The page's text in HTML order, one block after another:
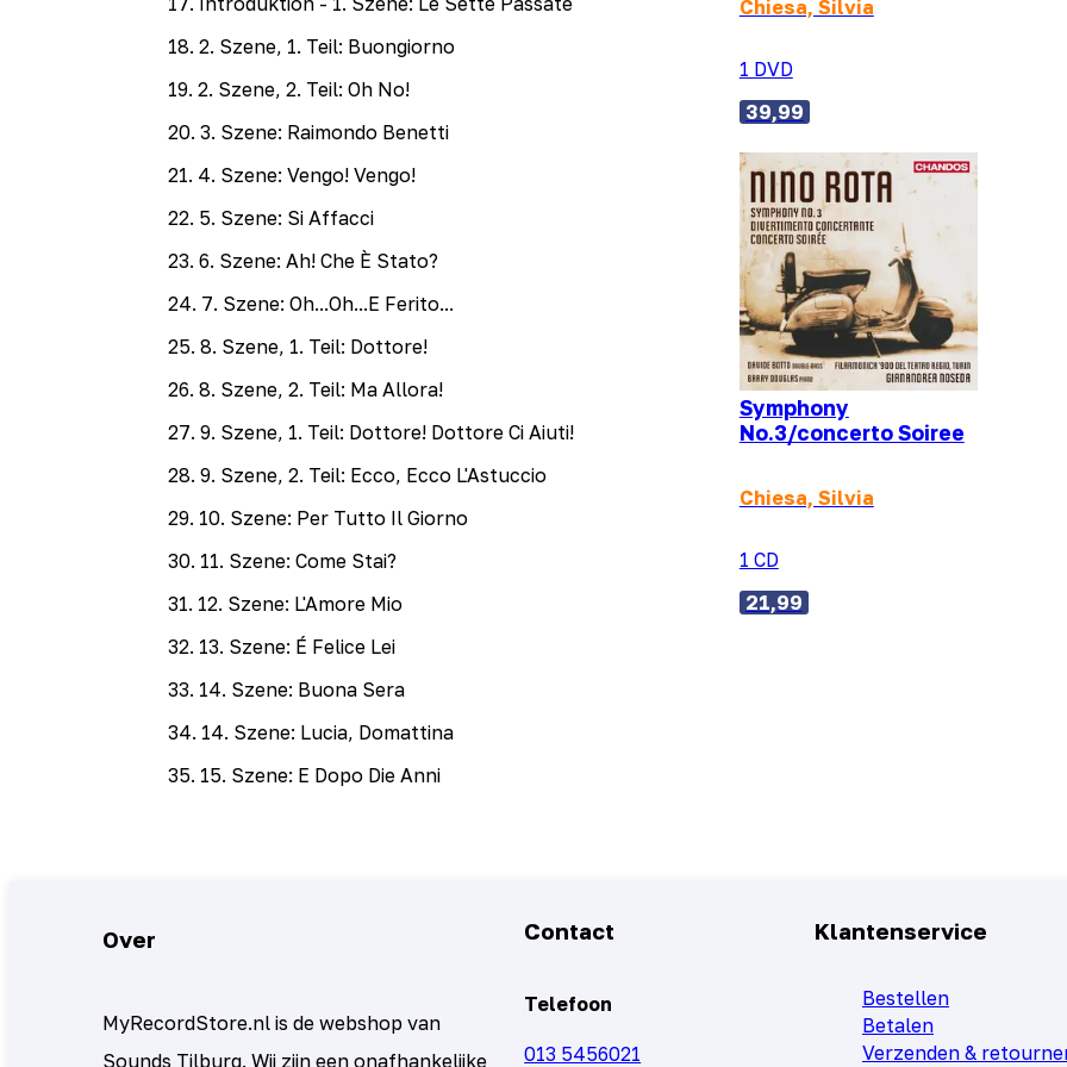
18. 2. Szene, 1. Teil: Buongiorno
19. 2. Szene, 2. Teil: Oh No!
20. 3. Szene: Raimondo Benetti
21. 4. Szene: Vengo! Vengo!
22. 5. Szene: Si Affacci
23. 6. Szene: Ah! Che È Stato?
24. 7. Szene: Oh...Oh...E Ferito...
25. 8. Szene, 1. Teil: Dottore!
26. 8. Szene, 2. Teil: Ma Allora!
27. 9. Szene, 1. Teil: Dottore! Dottore Ci Aiuti!
28. 9. Szene, 2. Teil: Ecco, Ecco L'Astuccio
29. 10. Szene: Per Tutto Il Giorno
30. 11. Szene: Come Stai?
31. 12. Szene: L'Amore Mio
32. 13. Szene: É Felice Lei
33. 14. Szene: Buona Sera
34. 14. Szene: Lucia, Domattina
35. 15. Szene: E Dopo Die Anni
Chiesa, Silvia
1 DVD
39,99
Symphony
No.3/concerto Soiree
Chiesa, Silvia
1 CD
21,99
Over
MyRecordStore.nl is de webshop van
Sounds Tilburg. Wij zijn een onafhankelijke
Contact
Telefoon
013 5456021
Klantenservice
Bestellen
Betalen
Verzenden &